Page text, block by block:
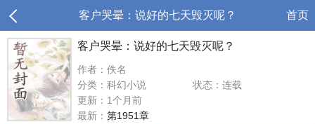
客户哭晕：说好的七天毁灭呢？ 首页
客户哭晕：说好的七天毁灭呢？
作者：佚名
分类：科幻小说
状态：连载
更新：1个月前
最新： 第1951章